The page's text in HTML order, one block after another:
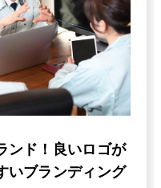
ンド！良いロゴが
いブランディング